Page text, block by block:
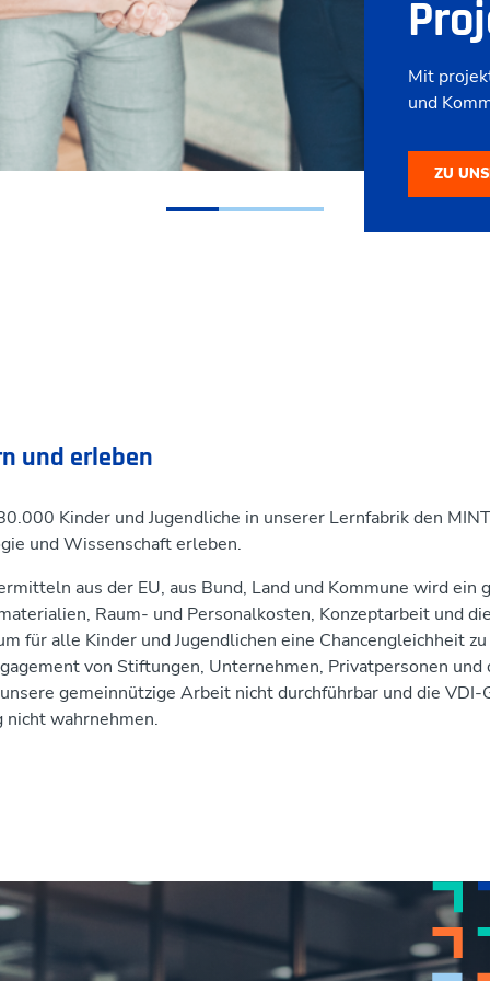
Mit
Puls der
Inhalte
ZU
und erleben
Kinder und Jugendliche in unserer Lernfabrik den
und Wissenschaft erleben.
aus der EU, aus Bund, Land und Kommune wird ein
Raum- und Personalkosten, Konzeptarbeit und
für alle Kinder und Jugendlichen eine Chancengleichheit
von Stiftungen, Unternehmen, Privatpersonen und
gemeinnützige Arbeit nicht durchführbar und die VDI-
wahrnehmen.